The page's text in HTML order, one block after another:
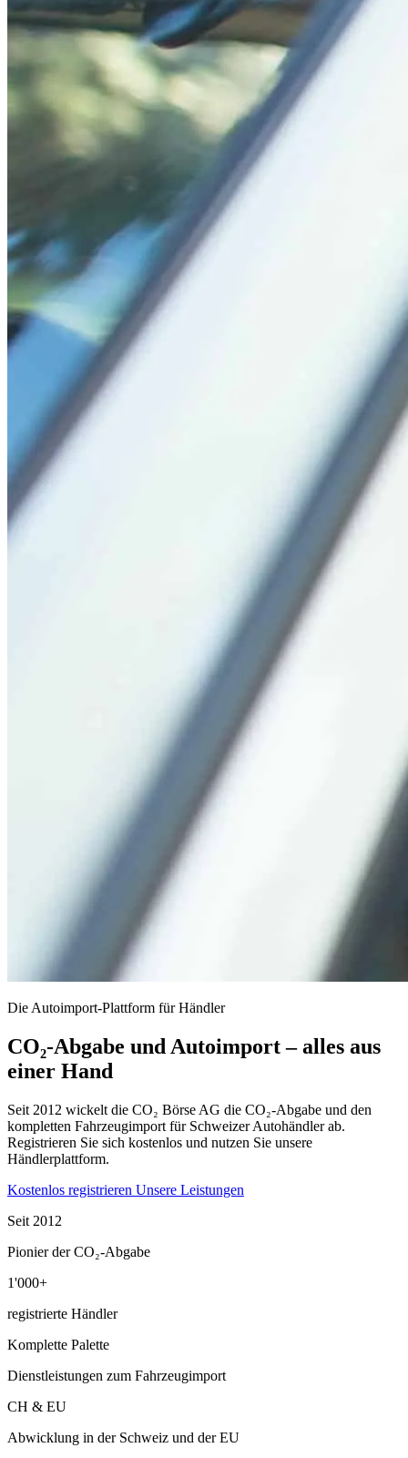
Die Autoimport-Plattform für Händler
CO₂-Abgabe und Autoimport – alles aus
einer Hand
Seit 2012 wickelt die CO₂ Börse AG die CO₂-Abgabe und den
kompletten Fahrzeugimport für Schweizer Autohändler ab.
Registrieren Sie sich kostenlos und nutzen Sie unsere
Händlerplattform.
Kostenlos registrieren Unsere Leistungen
Seit 2012
Pionier der CO₂-Abgabe
1'000+
registrierte Händler
Komplette Palette
Dienstleistungen zum Fahrzeugimport
CH & EU
Abwicklung in der Schweiz und der EU